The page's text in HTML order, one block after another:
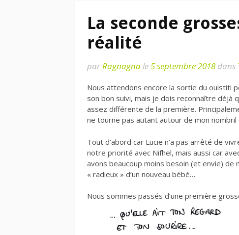
La seconde
réalité
parRagnagnale5 septembre 2018dans
Nous attendons encore la sortie du ouistiti
son bon suivi, mais je dois reconnaître
assez différente de la première.
ne tourne pas autant autour de mon
Tout d’abord car Lucie n’a pas arrêté de
notre priorité avec Nifhel, mais aussi car
avons beaucoup moins besoin (et envie)
« radieux » d’un nouveau bébé…
Nous sommes passés d’une première